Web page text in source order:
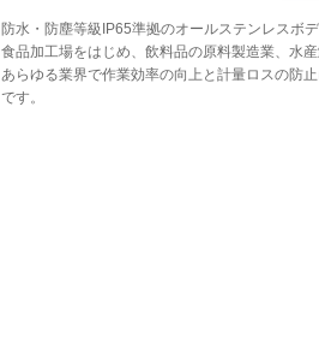
防水・防塵等級IP65準拠のオールステンレスボデ
食品加工場をはじめ、飲料品の原料製造業、水
あらゆる業界で作業効率の向上と計量ロスの防
です。